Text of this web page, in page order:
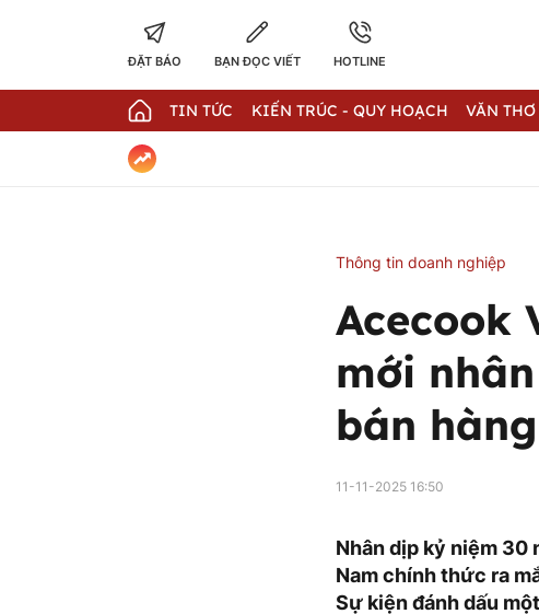
ĐẶT BÁO BẠN ĐỌC VIẾT HOTLINE
TIN TỨC KIẾN TRÚC - QUY HOẠCH VĂN THƠ
Thông tin doanh nghiệp
Acecook
mới
bán
11-11-2025 16:50
Nhân dịp kỷ niệm 30
Nam chính thức ra
Sự kiện đánh dấu